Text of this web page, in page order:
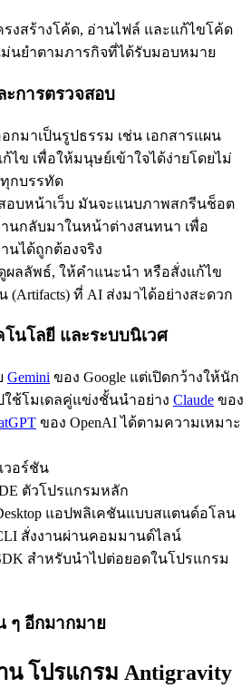
งสร้างโค้ด, อ่านไฟล์ และแก้ไขโค้ด
นยำตามภารกิจที่ได้รับมอบหมาย
ะการตรวจสอบ
กมาเป็นรูปธรรม เช่น เอกสารแผน
ไข เพื่อให้มนุษย์เข้าใจได้ง่ายโดยไม่
กบรรทัด
อบหน้าเว็บ มันจะแนบภาพสกรีนช็อต
นกลับมาในหน้าต่างสนทนา เพื่อ
นได้ถูกต้องจริง
ลลัพธ์, ให้คำแนะนำ หรือสั่งแก้ไข
(Artifacts) ที่ AI ส่งมาได้อย่างสะดวก
นโลยี และระบบนิเวศ
Gemini ของ Google แต่เปิดกว้างให้นัก
ช้โมเดลคู่แข่งชั้นนำอย่าง Claude ของ
ของ OpenAI ได้ตามความเหมาะ
วอร์ชัน
ตัวโปรแกรมหลัก
แอปพลิเคชันแบบสแตนด์อโลน
สั่งงานผ่านคอมมานด์ไลน์
สำหรับนำไปต่อยอดในโปรแกรม
ๆ อีกมากมาย
น โปรแกรม Antigravity